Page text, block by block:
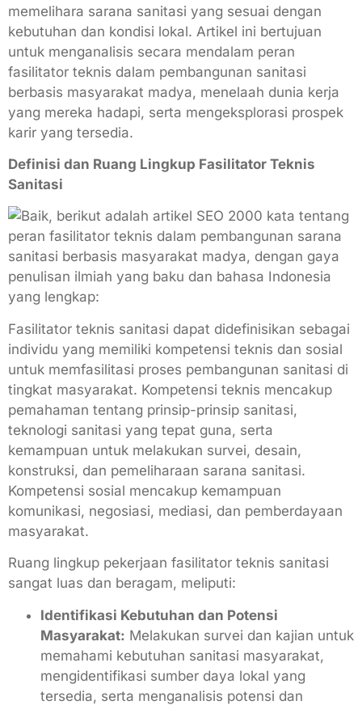
memelihara sarana sanitasi yang sesuai dengan
kebutuhan dan kondisi lokal. Artikel ini bertujuan
untuk menganalisis secara mendalam peran
fasilitator teknis dalam pembangunan sanitasi
berbasis masyarakat madya, menelaah dunia kerja
yang mereka hadapi, serta mengeksplorasi prospek
karir yang tersedia.
Definisi dan Ruang Lingkup Fasilitator Teknis
Sanitasi
Fasilitator teknis sanitasi dapat didefinisikan sebagai
individu yang memiliki kompetensi teknis dan sosial
untuk memfasilitasi proses pembangunan sanitasi di
tingkat masyarakat. Kompetensi teknis mencakup
pemahaman tentang prinsip-prinsip sanitasi,
teknologi sanitasi yang tepat guna, serta
kemampuan untuk melakukan survei, desain,
konstruksi, dan pemeliharaan sarana sanitasi.
Kompetensi sosial mencakup kemampuan
komunikasi, negosiasi, mediasi, dan pemberdayaan
masyarakat.
Ruang lingkup pekerjaan fasilitator teknis sanitasi
sangat luas dan beragam, meliputi:
Identifikasi Kebutuhan dan Potensi
Masyarakat: Melakukan survei dan kajian untuk
memahami kebutuhan sanitasi masyarakat,
mengidentifikasi sumber daya lokal yang
tersedia, serta menganalisis potensi dan